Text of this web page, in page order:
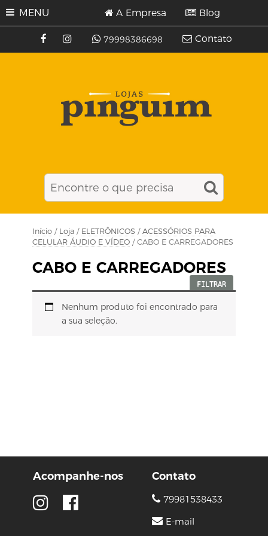
MENU
79998386698
A Empresa Blog
Contato
Início / Loja / ELETRÔNICOS / ACESSÓRIOS PARA
CELULAR ÁUDIO E VÍDEO / CABO E CARREGADORES
CABO E CARREGADORES
FILTRAR
Nenhum produto foi encontrado para
a sua seleção.
Acompanhe-nos Contato
79981538433
E-mail